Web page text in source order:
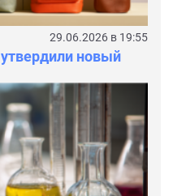
29.06.2026 в 19:55
новый